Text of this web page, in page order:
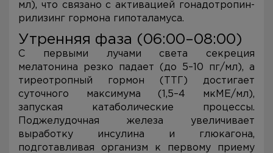
мл), что связано с активацией гонадотропин-
рилизинг гормона гипоталамуса.
Утренняя фаза (06:00–08:00)
С первыми лучами света секреция
мелатонина резко падает (до 5–10 пг/мл), а
тиреотропный гормон (ТТГ) достигает
суточного максимума (1,5–4 мкМЕ/мл),
запуская катаболические процессы.
Поджелудочная железа увеличивает
выработку инсулина и глюкагона,
подготавливая организм к первому приему